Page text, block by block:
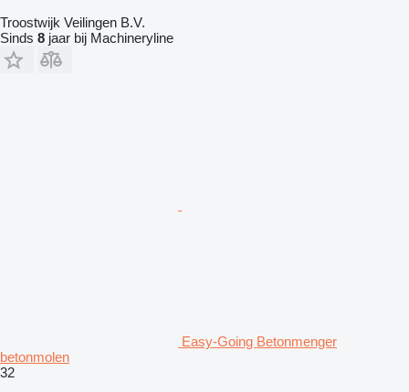
Troostwijk Veilingen B.V.
Sinds 8 jaar bij Machineryline
Easy-Going Betonmenger
betonmolen
32